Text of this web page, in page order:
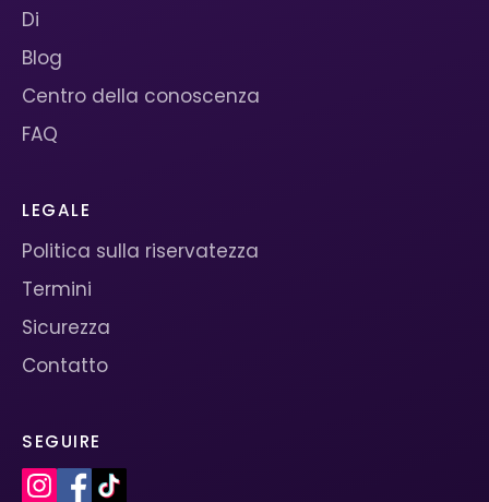
Di
Blog
Centro della conoscenza
FAQ
LEGALE
Politica sulla riservatezza
Termini
Sicurezza
Contatto
SEGUIRE